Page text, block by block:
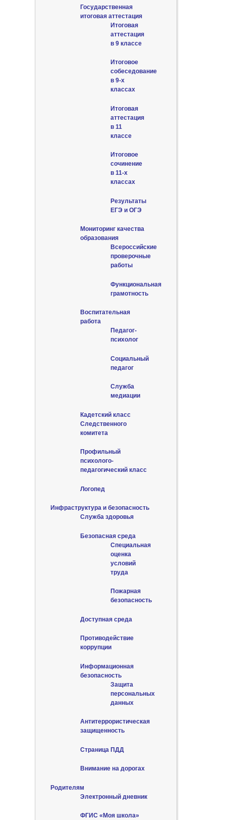
Государственная
итоговая аттестация
Итоговая
аттестация
в 9 классе
Итоговое
собеседование
в 9-х
классах
Итоговая
аттестация
в 11
классе
Итоговое
сочинение
в 11-х
классах
Результаты
ЕГЭ и ОГЭ
Мониторинг качества
образования
Всероссийские
проверочные
работы
Функциональная
грамотность
Воспитательная
работа
Педагог-
психолог
Социальный
педагог
Служба
медиации
Кадетский класс
Следственного
комитета
Профильный
психолого-
педагогический класс
Логопед
Инфраструктура и безопасность
Служба здоровья
Безопасная среда
Специальная
оценка
условий
труда
Пожарная
безопасность
Доступная среда
Противодействие
коррупции
Информационная
безопасность
Защита
персональных
данных
Антитеррористическая
защищенность
Страница ПДД
Внимание на дорогах
Родителям
Электронный дневник
ФГИС «Моя школа»